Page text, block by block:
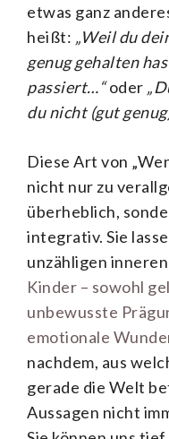
etwas ganz
heißt: „Weil du
genug gehalten
passiert…“oder
du nicht (gut
Diese Art von
nicht nur zu
überheblich,
integrativ. Sie
unzähligen
Kinder – sowohl
unbewusste
emotionale
nachdem, aus
gerade die Welt
Aussagen nicht